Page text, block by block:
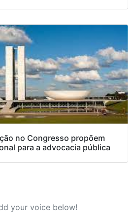
no Congresso propõem
para a advocacia pública
your voice below!